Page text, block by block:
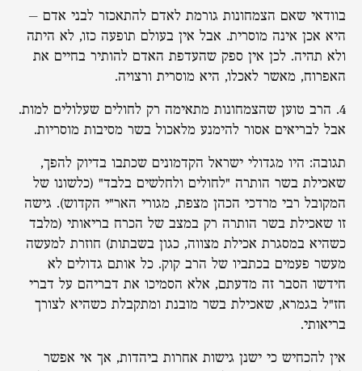
בוודאי שאם הצמחונות גורמת לאדם להתאכזר לבני אדם –
היא אכן אינה מוסרית. אבל אין בעולם תופעה כזו, לא היתה
ולא תהיה. לכן אין ספק שהעדפת האדם להותיר בחיים את
האפרוח, מאשר לאכלו, היא מוסרית ורצויה.
4. הרב טוען שהצמחונות מתאימה רק לחולים שעלולים למות.
אבל לבריאים אסור להימנע מלאכול בשר מסיבות מוסריות.
תגובה: היו מגדולי ישראל הקדמונים שכתבו בדיוק להפך,
שאכילת בשר הותרה "לחולים ולחלשים בלבד" (כלשונו של
המקובל רבי מרדכי הכהן מצפת, מגורי האר"י הקדוש). גישה
זו שאכילת בשר הותרה רק במצב של הכרח בריאותי (מלבד
כשהיא במסגרת אכילת מצווה, כגון בשבתות) חוזרת למעשה
מעשר פעמים בכתביו של הרב קוק. כל אותם גדולים לא
חידשו הסבר זה מדעתם, אלא הסמיכו את דבריהם על דברי
חז"ל בגמרא, שאכילת בשר מובנת ומתקבלת כשהיא לצורך
בריאותי.
אין להכחיש כי ישנן גישות אחרות ביהדות, אך אי אפשר